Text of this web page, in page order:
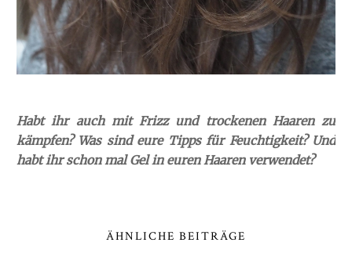
Habt ihr auch mit Frizz und trockenen Haaren zu
kämpfen? Was sind eure Tipps für Feuchtigkeit? Und
habt ihr schon mal Gel in euren Haaren verwendet?
ÄHNLICHE BEITRÄGE